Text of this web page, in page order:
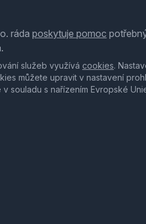
ráda poskytuje pomoc
služeb využívá cookies.
můžete upravit v nastavení
souladu s nařízením Evropské